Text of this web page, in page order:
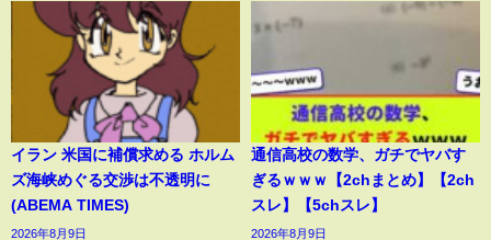
イラン 米国に補償求める ホルム
ズ海峡めぐる交渉は不透明に
(ABEMA TIMES)
2026年8月9日
通信高校の数学、ガチでヤバす
ぎるｗｗｗ【2chまとめ】【2ch
スレ】【5chスレ】
2026年8月9日